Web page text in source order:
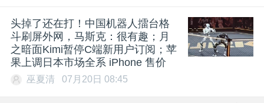
头掉了还在打！中国机器人擂台格
斗刷屏外网，马斯克：很有趣；月
之暗面Kimi暂停C端新用户订阅；苹
果上调日本市场全系 iPhone 售价
巫夏清 07月20日 08:45